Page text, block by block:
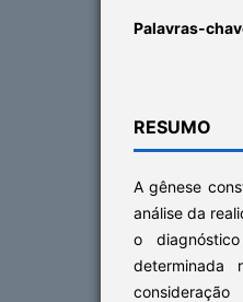
Palavras-
RESUMO
A gênese
análise da
o